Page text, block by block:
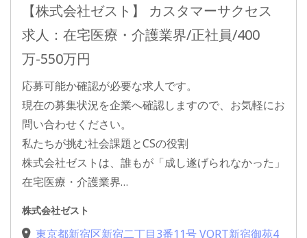
【株式会社ゼスト】 カスタマーサクセス
求人：在宅医療・介護業界/正社員/400
万-550万円
応募可能か確認が必要な求人です。
現在の募集状況を企業へ確認しますので、お気軽にお
問い合わせください。
私たちが挑む社会課題とCSの役割
株式会社ゼストは、誰もが「成し遂げられなかった」
在宅医療・介護業界…
株式会社ゼスト
東京都新宿区新宿二丁目3番11号 VORT新宿御苑4